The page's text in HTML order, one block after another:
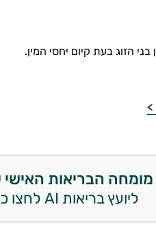
הזוג בעת קיום יחסי המין.
>
מומחה הבריאות
ליועץ בריאות AI לחצו כאן